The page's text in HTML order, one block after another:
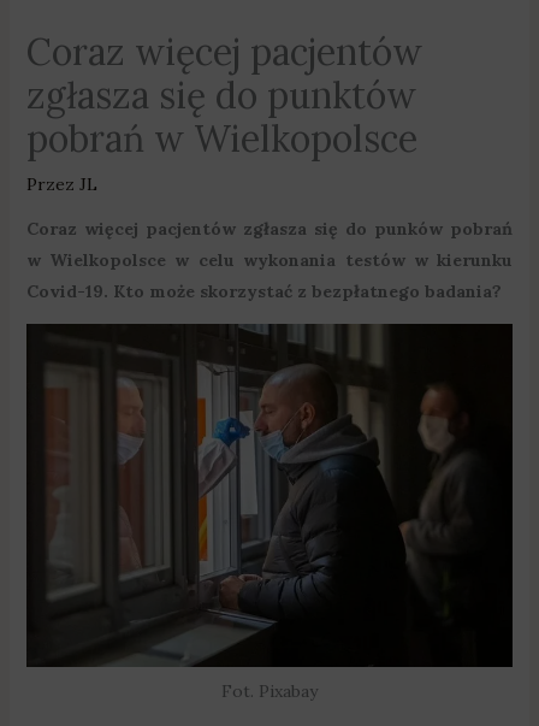
Coraz więcej pacjentów
zgłasza się do punktów
pobrań w Wielkopolsce
Przez JL
Coraz więcej pacjentów zgłasza się do punków pobrań
w Wielkopolsce w celu wykonania testów w kierunku
Covid-19. Kto może skorzystać z bezpłatnego badania?
Fot. Pixabay